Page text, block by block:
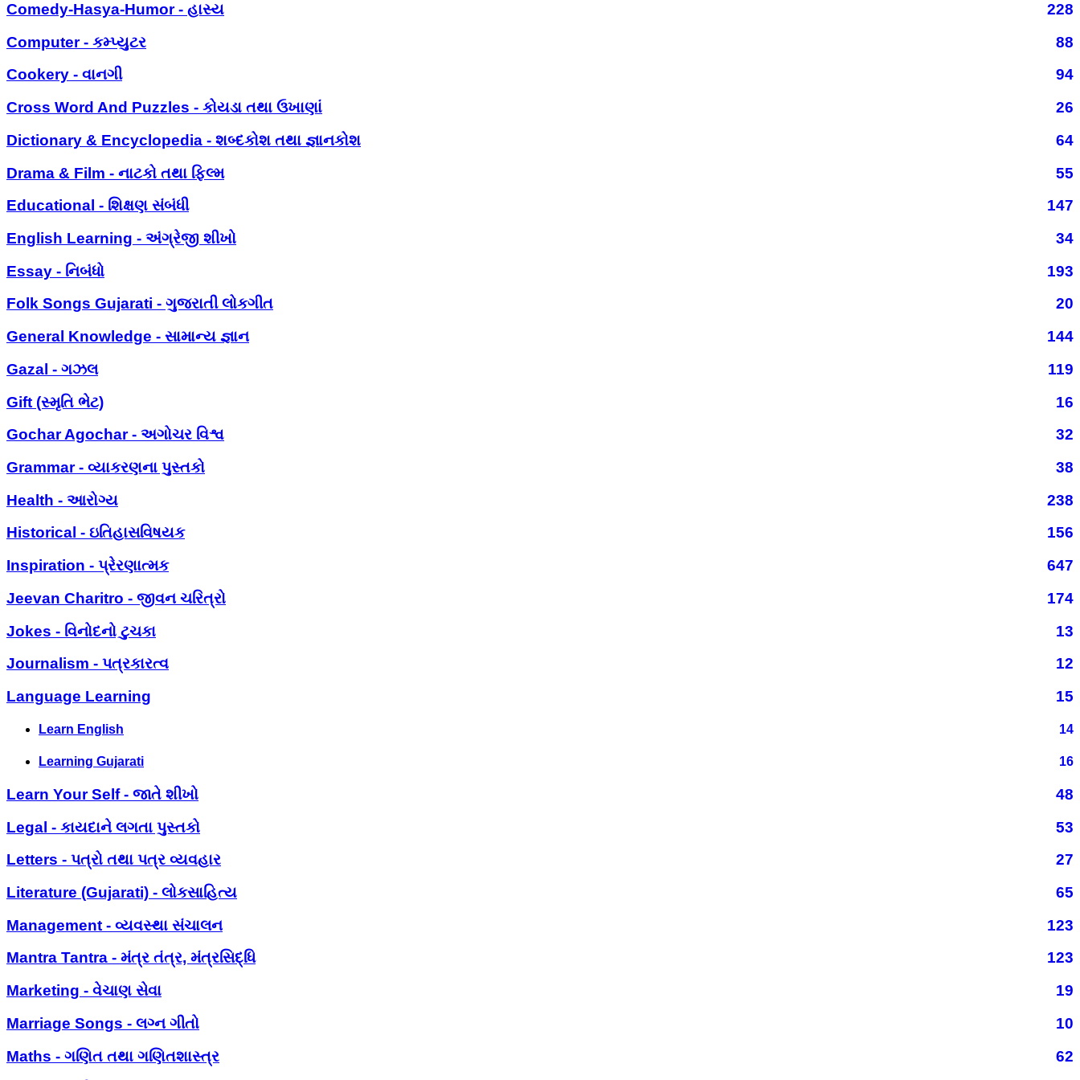
Comedy-Hasya-Humor - હાસ્ય
228
Computer - કમ્પ્યુટર
88
Cookery - વાનગી
94
Cross Word And Puzzles - કોયડા તથા ઉખાણાં
26
Dictionary & Encyclopedia - શબ્દકોશ તથા જ્ઞાનકોશ
64
Drama & Film - નાટકો તથા ફિલ્મ
55
Educational - શિક્ષણ સંબંધી
147
English Learning - અંગ્રેજી શીખો
34
Essay - નિબંધો
193
Folk Songs Gujarati - ગુજરાતી લોકગીત
20
General Knowledge - સામાન્ય જ્ઞાન
144
Gazal - ગઝલ
119
Gift (સ્મૃતિ ભેટ)
16
Gochar Agochar - અગોચર વિશ્વ
32
Grammar - વ્યાકરણના પુસ્તકો
38
Health - આરોગ્ય
238
Historical - ઇતિહાસવિષયક
156
Inspiration - પ્રેરણાત્મક
647
Jeevan Charitro - જીવન ચરિત્રો
174
Jokes - વિનોદનો ટુચકા
13
Journalism - પત્રકારત્વ
12
Language Learning
15
Learn English 14
Learning Gujarati 16
Learn Your Self - જાતે શીખો
48
Legal - કાયદાને લગતા પુસ્તકો
53
Letters - પત્રો તથા પત્ર વ્યવહાર
27
Literature (Gujarati) - લોકસાહિત્ય
65
Management - વ્યવસ્થા સંચાલન
123
Mantra Tantra - મંત્ર તંત્ર, મંત્રસિદ્ધિ
123
Marketing - વેચાણ સેવા
19
Marriage Songs - લગ્ન ગીતો
10
Maths - ગણિત તથા ગણિતશાસ્ત્ર
62